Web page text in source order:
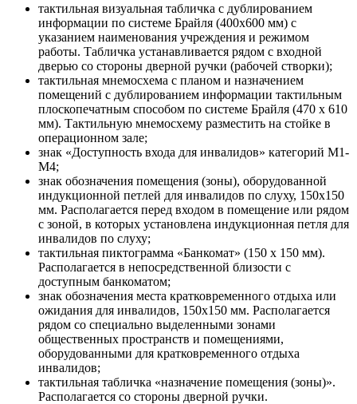
тактильная визуальная табличка с дублированием
информации по системе Брайля (400х600 мм) с
указанием наименования учреждения и режимом
работы. Табличка устанавливается рядом с входной
дверью со стороны дверной ручки (рабочей створки);
тактильная мнемосхема с планом и назначением
помещений с дублированием информации тактильным
плоскопечатным способом по системе Брайля (470 х 610
мм). Тактильную мнемосхему разместить на стойке в
операционном зале;
знак «Доступность входа для инвалидов» категорий М1-
М4;
знак обозначения помещения (зоны), оборудованной
индукционной петлей для инвалидов по слуху, 150х150
мм. Располагается перед входом в помещение или рядом
с зоной, в которых установлена индукционная петля для
инвалидов по слуху;
тактильная пиктограмма «Банкомат» (150 х 150 мм).
Располагается в непосредственной близости с
доступным банкоматом;
знак обозначения места кратковременного отдыха или
ожидания для инвалидов, 150х150 мм. Располагается
рядом со специально выделенными зонами
общественных пространств и помещениями,
оборудованными для кратковременного отдыха
инвалидов;
тактильная табличка «назначение помещения (зоны)».
Располагается со стороны дверной ручки.